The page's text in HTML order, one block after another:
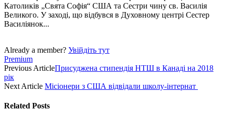
Католиків „Свята Софія“ США та Сестри чину св. Василія
Великого. У заході, що відбувся в Духовному центрі Сестер
Василіянок...
Already a member? Увійдіть тут
Premium
Previous ArticleПрисуджена стипендія НТШ в Канаді на 2018
рік
Next Article Місіонери з США відвідали школу-інтернат
Related Posts